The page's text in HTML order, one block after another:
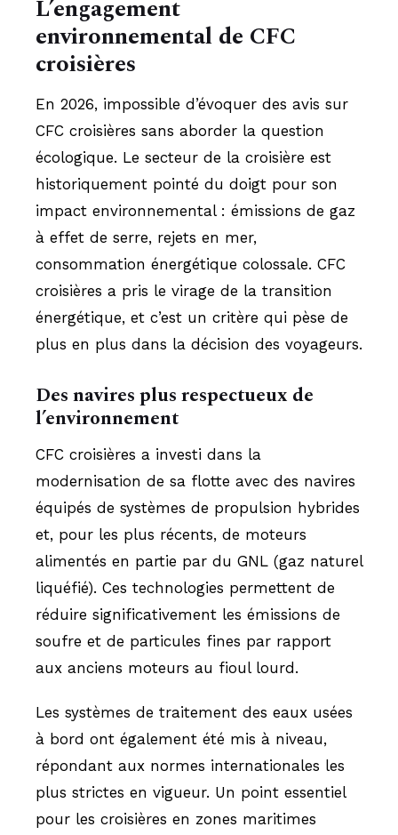
L’engagement
environnemental de CFC
croisières
En 2026, impossible d’évoquer des avis sur
CFC croisières sans aborder la question
écologique. Le secteur de la croisière est
historiquement pointé du doigt pour son
impact environnemental : émissions de gaz
à effet de serre, rejets en mer,
consommation énergétique colossale. CFC
croisières a pris le virage de la transition
énergétique, et c’est un critère qui pèse de
plus en plus dans la décision des voyageurs.
Des navires plus respectueux de
l’environnement
CFC croisières a investi dans la
modernisation de sa flotte avec des navires
équipés de systèmes de propulsion hybrides
et, pour les plus récents, de moteurs
alimentés en partie par du GNL (gaz naturel
liquéfié). Ces technologies permettent de
réduire significativement les émissions de
soufre et de particules fines par rapport
aux anciens moteurs au fioul lourd.
Les systèmes de traitement des eaux usées
à bord ont également été mis à niveau,
répondant aux normes internationales les
plus strictes en vigueur. Un point essentiel
pour les croisières en zones maritimes